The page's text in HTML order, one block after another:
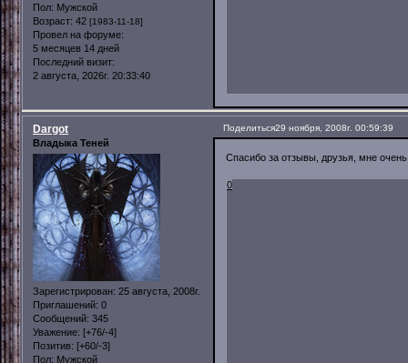
Пол: Мужской
Возраст: 42 [1983-11-18]
Провел на форуме:
5 месяцев 14 дней
Последний визит:
2 августа, 2026г. 20:33:40
Поделиться29 ноября, 2008г. 00:59:39
Dargot
Владыка Теней
Зарегистрирован: 25 августа, 2008г.
Приглашений: 0
Сообщений: 345
Уважение: [+76/-4]
Позитив: [+60/-3]
Пол: Мужской
Спасибо за отзывы, друзья, мне
0